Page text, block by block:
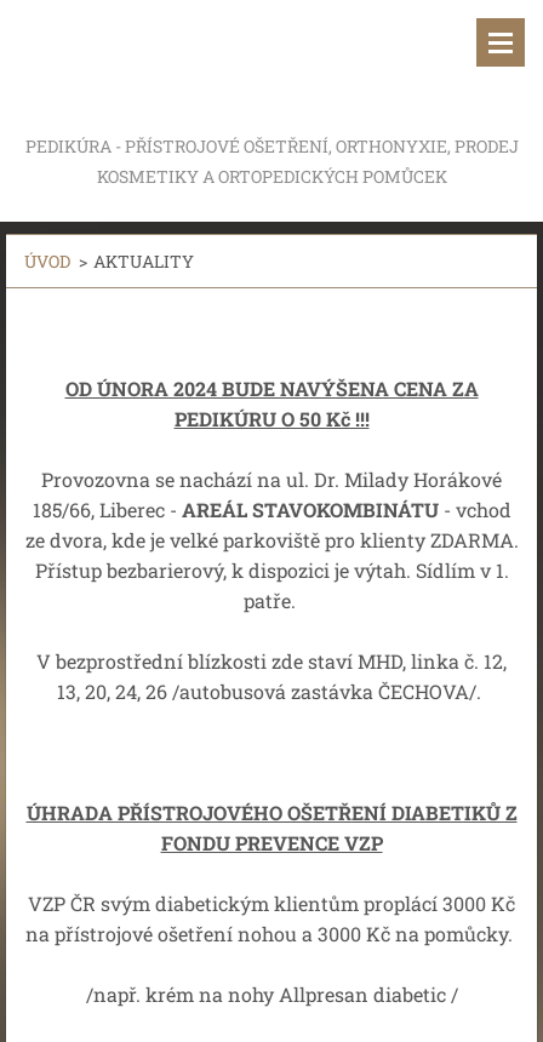
PEDIKÚRA - PŘÍSTROJOVÉ OŠETŘENÍ, ORTHONYXIE, PRODEJ
KOSMETIKY A ORTOPEDICKÝCH POMŮCEK
ÚVOD > AKTUALITY
OD ÚNORA 2024 BUDE NAVÝŠENA CENA ZA
PEDIKÚRU O 50 Kč !!!
Provozovna se nachází na ul. Dr. Milady Horákové
185/66, Liberec - AREÁL STAVOKOMBINÁTU- vchod
ze dvora, kde je velké parkoviště pro klienty ZDARMA.
Přístup bezbarierový, k dispozici je výtah. Sídlím v 1.
patře.
V bezprostřední blízkosti zde staví MHD, linka č. 12,
13, 20, 24, 26 /autobusová zastávka ČECHOVA/.
ÚHRADA PŘÍSTROJOVÉHO OŠETŘENÍ DIABETIKŮ Z
FONDU PREVENCE VZP
VZP ČR svým diabetickým klientům proplácí 3000 Kč
na přístrojové ošetření nohou a 3000 Kč na pomůcky.
/např. krém na nohy Allpresan diabetic /